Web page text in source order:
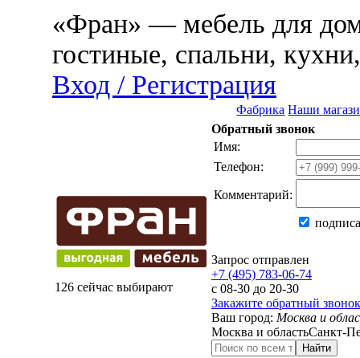
«Фран» — мебель для
гостиные, спальни,
Вход / Регистрация
Фабрика Наши
126 сейчас выбирают
Обратный звонок
Имя:
Телефон:
Комментарий:
Запрос отправлен
+7 (495) 783-06-74
с 08-30 до 20-30
Закажите обратный звонок
Ваш город: Москва и
Москва и областьСанкт-
Найти